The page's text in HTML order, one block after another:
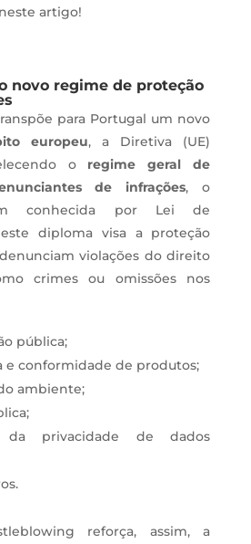
artigo!
o novo regime de proteção
para Portugal um novo
europeu, a Diretiva (UE)
o regime geral de
de infrações, o
conhecida por Lei de
diploma visa a proteção
violações do direito
crimes ou omissões nos
pública;
e conformidade de produtos;
ambiente;
da privacidade de dados
reforça, assim, a